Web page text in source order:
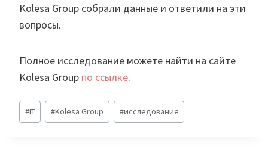
Kolesa Group собрали данные и ответили на эти
вопросы.
Полное исследование можете найти на сайте
Kolesa Group по ссылке.
Метки
записи:
#IT #Kolesa Group #исследование